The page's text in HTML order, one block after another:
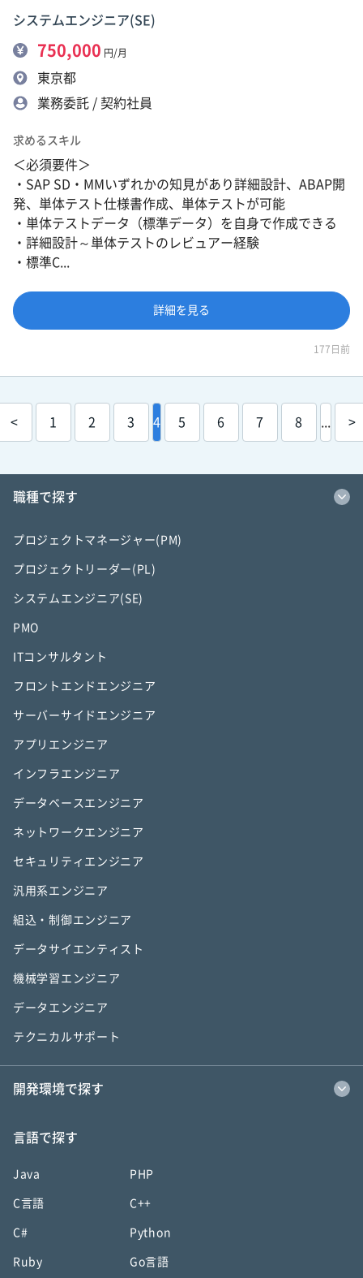
システムエンジニア(SE)
750,000 円/月
東京都
業務委託 / 契約社員
求めるスキル
＜必須要件＞
・SAP SD・MMいずれかの知見があり詳細設計、ABAP開
発、単体テスト仕様書作成、単体テストが可能
・単体テストデータ（標準データ）を自身で作成できる
・詳細設計～単体テストのレビュアー経験
・標準C...
詳細を見る
177日前
< 1 2 3 4 5 6 7 8 >
職種で探す
プロジェクトマネージャー(PM)
プロジェクトリーダー(PL)
システムエンジニア(SE)
PMO
ITコンサルタント
フロントエンドエンジニア
サーバーサイドエンジニア
アプリエンジニア
インフラエンジニア
データベースエンジニア
ネットワークエンジニア
セキュリティエンジニア
汎用系エンジニア
組込・制御エンジニア
データサイエンティスト
機械学習エンジニア
データエンジニア
テクニカルサポート
開発環境で探す
言語で探す
Java PHP
C言語 C++
C# Python
Ruby Go言語